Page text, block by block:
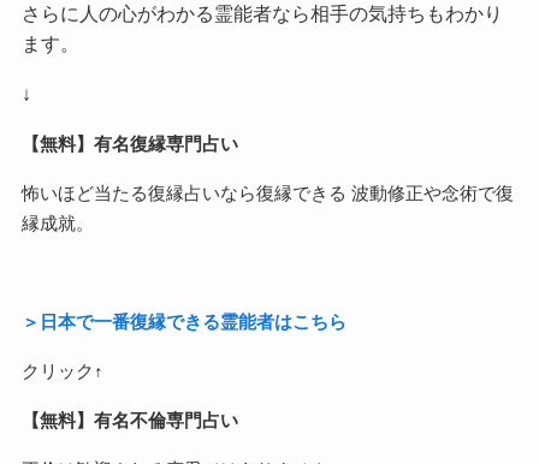
さらに人の心がわかる霊能者なら相手の気持ちもわかり
ます。
↓
【無料】有名復縁専門占い
怖いほど当たる復縁占いなら復縁できる 波動修正や念術で復
縁成就。
＞日本で一番復縁できる霊能者はこちら
クリック↑
【無料】有名不倫専門占い